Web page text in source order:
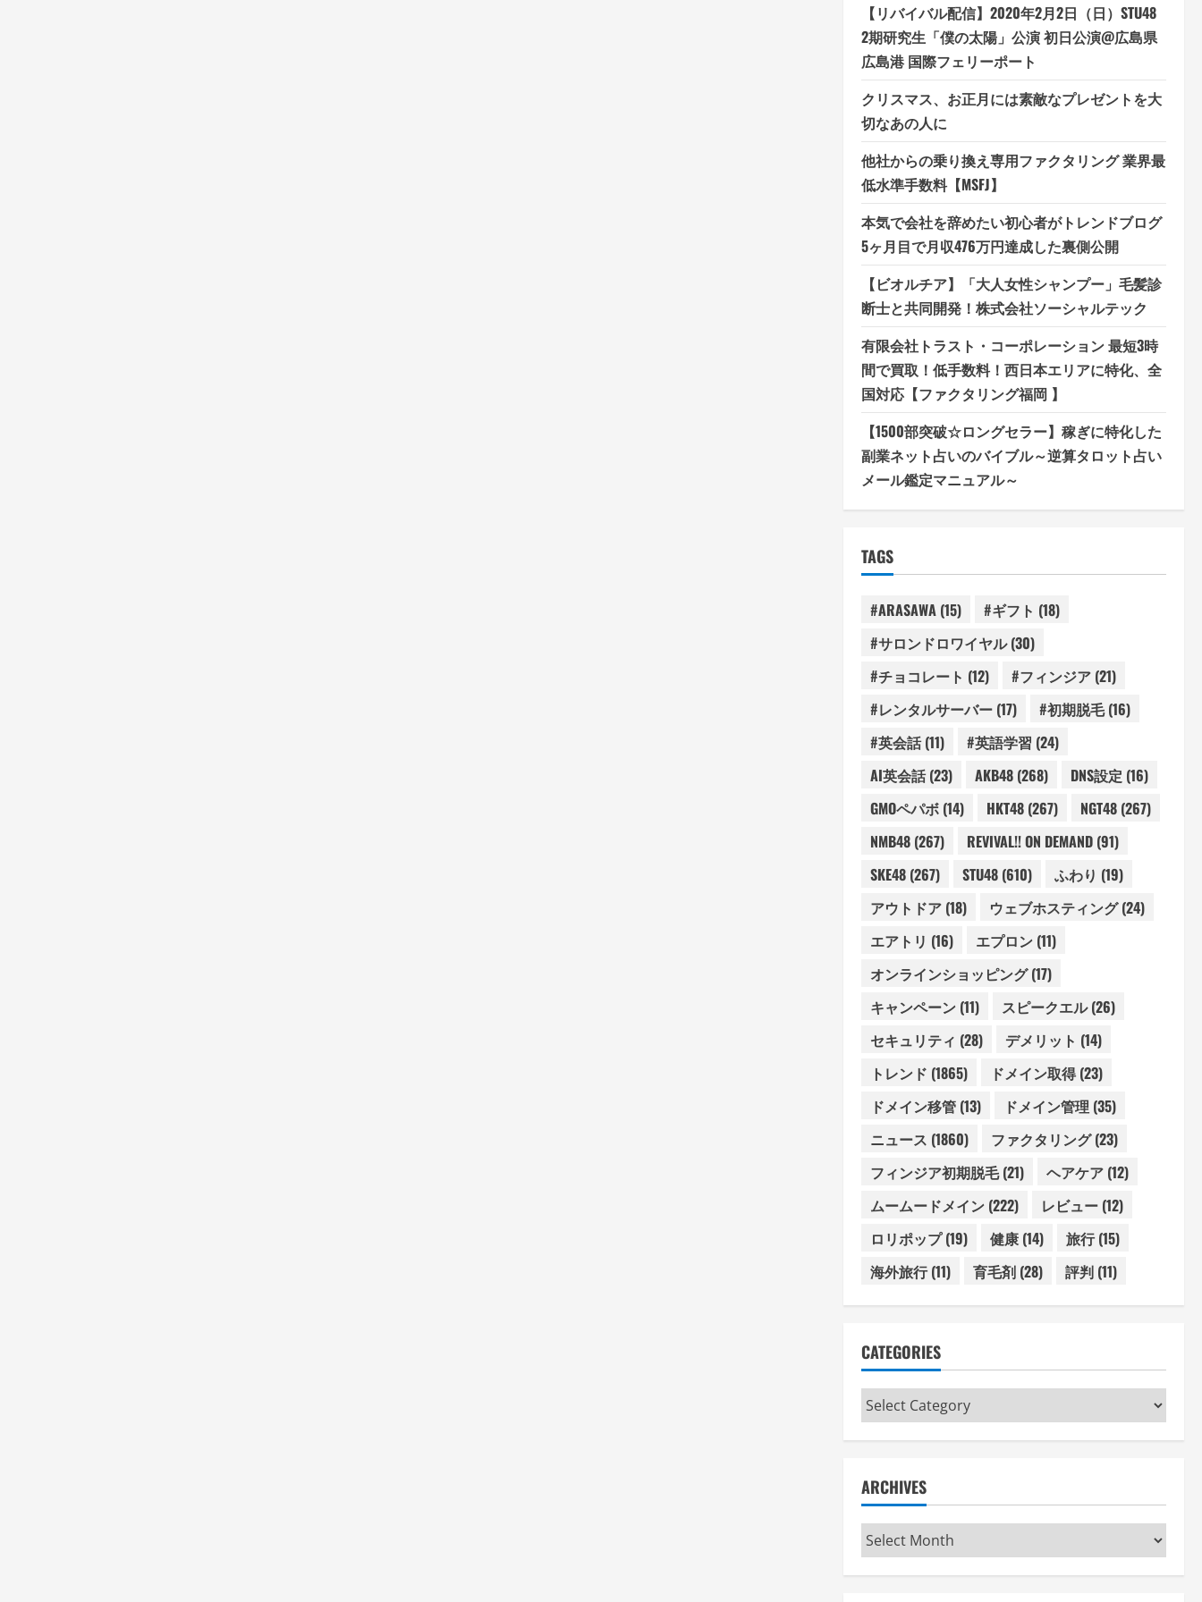
【リバイバル配信】2020年2月2日（日）STU48
2期研究生「僕の太陽」公演 初日公演@広島県
広島港 国際フェリーポート
クリスマス、お正月には素敵なプレゼントを大
切なあの人に
他社からの乗り換え専用ファクタリング 業界最
低水準手数料【MSFJ】
本気で会社を辞めたい初心者がトレンドブログ
5ヶ月目で月収476万円達成した裏側公開
【ビオルチア】「大人女性シャンプー」毛髪診
断士と共同開発！株式会社ソーシャルテック
有限会社トラスト・コーポレーション 最短3時
間で買取！低手数料！西日本エリアに特化、全
国対応【ファクタリング福岡 】
【1500部突破☆ロングセラー】稼ぎに特化した
副業ネット占いのバイブル～逆算タロット占い
メール鑑定マニュアル～
TAGS
#ARASAWA(15) #ギフト (18)
#サロンドロワイヤル(30)
#チョコレート (12) #フィンジア(21)
#レンタルサーバー(17) #初期脱毛(16)
#英会話(11) #英語学習 (24)
AI英会話(23) AKB48(268) DNS設定 (16)
GMOペパボ(14) HKT48(267) NGT48(267)
NMB48(267) REVIVAL!! ON DEMAND(91)
SKE48(267) STU48(610) ふわり (19)
アウトドア(18) ウェブホスティング(24)
エアトリ (16) エプロン(11)
オンラインショッピング(17)
キャンペーン(11) スピークエル(26)
セキュリティ (28) デメリット (14)
トレンド (1865) ドメイン取得(23)
ドメイン移管(13) ドメイン管理 (35)
ニュース (1860) ファクタリング(23)
フィンジア初期脱毛(21) ヘアケア(12)
ムームードメイン(222) レビュー(12)
ロリポップ(19) 健康(14) 旅行(15)
海外旅行(11) 育毛剤(28) 評判(11)
CATEGORIES
Categories
ARCHIVES
Archives